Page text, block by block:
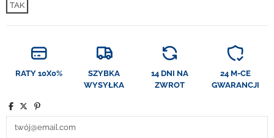
TAK
RATY 10X0%
SZYBKA
WYSYŁKA
14 DNI NA
ZWROT
24 M-CE
GWARANCJI